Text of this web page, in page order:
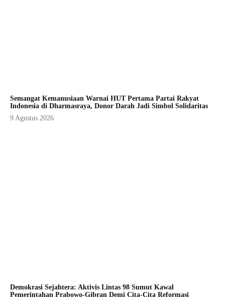
Semangat Kemanusiaan Warnai HUT Pertama Partai Rakyat
Indonesia di Dharmasraya, Donor Darah Jadi Simbol Solidaritas
9 Agustus 2026
Demokrasi Sejahtera: Aktivis Lintas 98 Sumut Kawal
Pemerintahan Prabowo-Gibran Demi Cita-Cita Reformasi